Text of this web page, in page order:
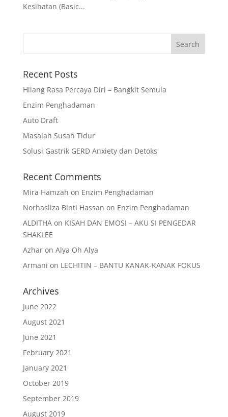
Kesihatan (Basic...
Recent Posts
Hilang Rasa Percaya Diri – Bangkit Semula
Enzim Penghadaman
Auto Draft
Masalah Susah Tidur
Solusi Gastrik GERD Anxiety dan Detoks
Recent Comments
Mira Hamzah on Enzim Penghadaman
Norhasliza Binti Hassan on Enzim Penghadaman
ALDITHAon KISAH DAN EMOSI – AKU SI PENGEDAR
SHAKLEE
Azharon Alya Oh Alya
Armani on LECHITIN – BANTU KANAK-KANAK FOKUS
Archives
June 2022
August 2021
June 2021
February 2021
January 2021
October 2019
September 2019
August 2019